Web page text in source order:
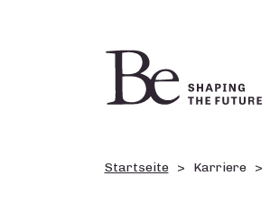
Startseite Karriere